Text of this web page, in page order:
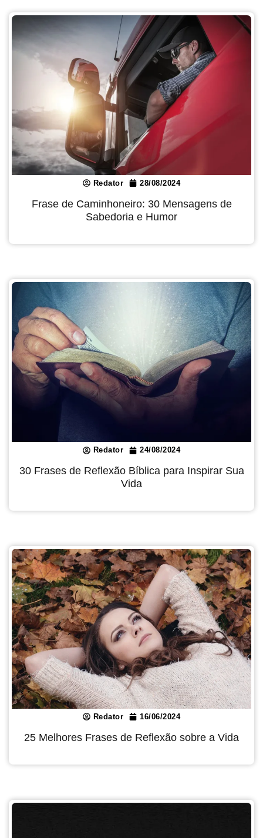
Redator 28/08/2024
Frase de Caminhoneiro: 30 Mensagens de
Sabedoria e Humor
Redator 24/08/2024
30 Frases de Reflexão Bíblica para Inspirar Sua
Vida
Redator 16/06/2024
25 Melhores Frases de Reflexão sobre a Vida